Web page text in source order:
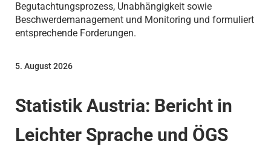
Begutachtungsprozess, Unabhängigkeit sowie
Beschwerdemanagement und Monitoring und formuliert
entsprechende Forderungen.
Statistik Austria: Bericht in
Leichter Sprache und ÖGS
5. August 2026